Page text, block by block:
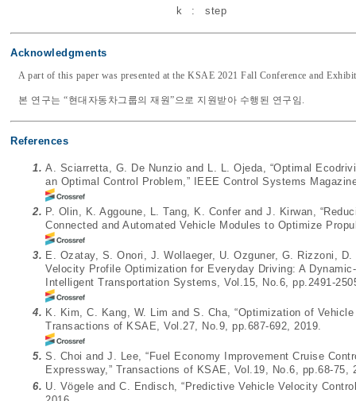
k
: step
Acknowledgments
A part of this paper was presented at the KSAE 2021 Fall Conference and
본 연구는 “현대자동차그룹의 재원”으로 지원받아 수행된 연구임.
References
1. A. Sciarretta, G. De Nunzio and L. L. Ojeda, “Optimal
an Optimal Control Problem,” IEEE Control Systems
2. P. Olin, K. Aggoune, L. Tang, K. Confer and J. Kirwan,
Connected and Automated Vehicle Modules to Optimize
3. E. Ozatay, S. Onori, J. Wollaeger, U. Ozguner, G. Rizzoni,
Velocity Profile Optimization for Everyday Driving: A
Intelligent Transportation Systems, Vol.15, No.6, pp.2491-
4. K. Kim, C. Kang, W. Lim and S. Cha, “Optimization of
Transactions of KSAE, Vol.27, No.9, pp.687-692, 2019.
5. S. Choi and J. Lee, “Fuel Economy Improvement Cruise
Expressway,” Transactions of KSAE, Vol.19, No.6, pp.68-75,
6. U. Vögele and C. Endisch, “Predictive Vehicle Velocity